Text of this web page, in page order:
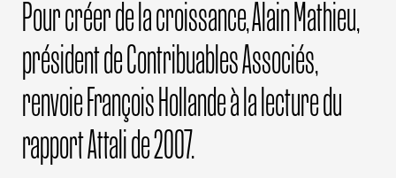
Pour créer de la croissance, Alain Mathieu,
président de Contribuables Associés,
renvoie François Hollande à la lecture du
rapport Attali de 2007.